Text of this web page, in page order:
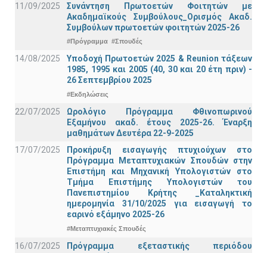
11/09/2025
Συνάντηση Πρωτοετών Φοιτητών με
Ακαδημαϊκούς Συμβούλους_Ορισμός Ακαδ.
Συμβούλων πρωτοετών φοιτητών 2025-26
#Πρόγραμμα #Σπουδές
14/08/2025
Υποδοχή Πρωτοετών 2025 & Reunion τάξεων
1985, 1995 και 2005 (40, 30 και 20 έτη πριν) -
26 Σεπτεμβρίου 2025
#Εκδηλώσεις
22/07/2025
Ωρολόγιο Πρόγραμμα Φθινοπωρινού
Εξαμήνου ακαδ. έτους 2025-26. Έναρξη
μαθημάτων Δευτέρα 22-9-2025
17/07/2025
Προκήρυξη εισαγωγής πτυχιούχων στo
Πρόγραμμα Μεταπτυχιακών Σπουδών στην
Επιστήμη και Μηχανική Υπολογιστών στο
Τμήμα Eπιστήμης Υπολογιστών του
Πανεπιστημίου Κρήτης _Καταληκτική
ημερομηνία 31/10/2025 για εισαγωγή το
εαρινό εξάμηνο 2025-26
#Μεταπτυχιακές Σπουδές
16/07/2025
Πρόγραμμα εξεταστικής περιόδου